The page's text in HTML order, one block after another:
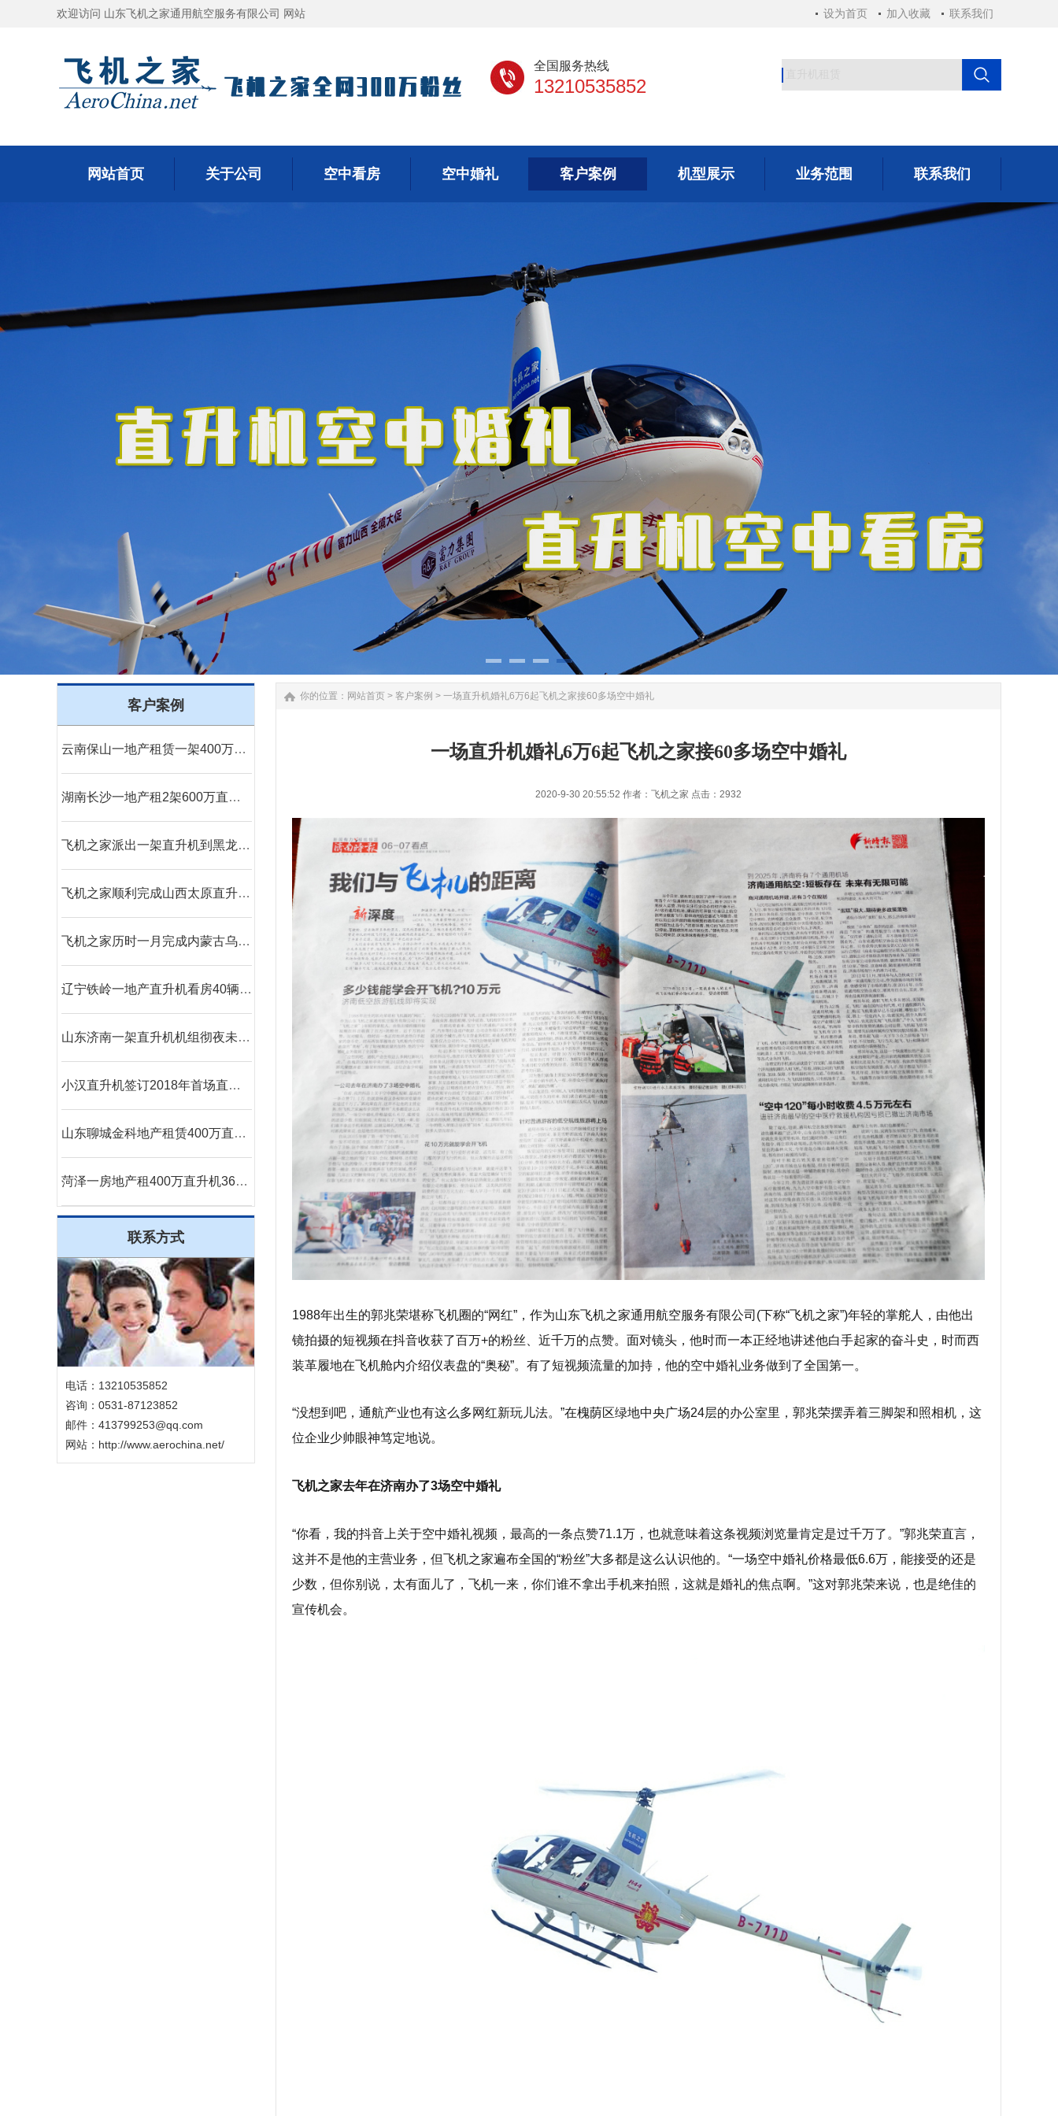
欢迎访问 山东飞机之家通用航空服务有限公司 网站 设为首页 加入收藏 联系我们
全国服务热线
13210535852
网站首页 关于公司 空中看房 空中婚礼 客户案例 机型展示 业务范围 联系我们
1 2 3 4
客户案例
云南保山一地产租赁一架400万直升机空中看房
湖南长沙一地产租2架600万直升机空中看房
飞机之家派出一架直升机到黑龙江齐齐哈尔执行为期半年任务
飞机之家顺利完成山西太原直升机航测作业
飞机之家历时一月完成内蒙古乌兰浩特兴安盟直升机航测
辽宁铁岭一地产直升机看房40辆宝马劳斯莱斯跟随
山东济南一架直升机机组彻夜未眠防治美国白蛾
小汉直升机签订2018年首场直升机婚礼合同
山东聊城金科地产租赁400万直升机空中看房
菏泽一房地产租400万直升机360度空中看房
联系方式
电话：13210535852
咨询：0531-87123852
邮件：413799253@qq.com
网站： http://www.aerochina.net/
你的位置： 网站首页 > 客户案例 > 一场直升机婚礼6万6起飞机之家接60多场空中婚礼
一场直升机婚礼6万6起飞机之家接60多场空中婚礼
2020-9-30 20:55:52 作者：飞机之家 点击：2932
1988年出生的郭兆荣堪称飞机圈的“网红”，作为山东飞机之家通用航空服务有限公司(下称“飞机之家”)年轻的掌舵人，由他出
镜拍摄的短视频在抖音收获了百万+的粉丝、近千万的点赞。面对镜头，他时而一本正经地讲述他白手起家的奋斗史，时而西
装革履地在飞机舱内介绍仪表盘的“奥秘”。有了短视频流量的加持，他的空中婚礼业务做到了全国第一。
“没想到吧，通航产业也有这么多网红新玩儿法。”在槐荫区绿地中央广场24层的办公室里，郭兆荣摆弄着三脚架和照相机，这
位企业少帅眼神笃定地说。
飞机之家去年在济南办了3场空中婚礼
“你看，我的抖音上关于空中婚礼视频，最高的一条点赞71.1万，也就意味着这条视频浏览量肯定是过千万了。”郭兆荣直言，
这并不是他的主营业务，但飞机之家遍布全国的“粉丝”大多都是这么认识他的。“一场空中婚礼价格最低6.6万，能接受的还是
少数，但你别说，太有面儿了，飞机一来，你们谁不拿出手机来拍照，这就是婚礼的焦点啊。”这对郭兆荣来说，也是绝佳的
宣传机会。